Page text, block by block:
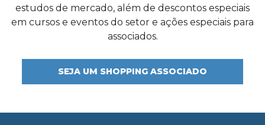
estudos de mercado, além de descontos especiais
em cursos e eventos do setor e ações especiais para
associados.
SEJA UM SHOPPING ASSOCIADO